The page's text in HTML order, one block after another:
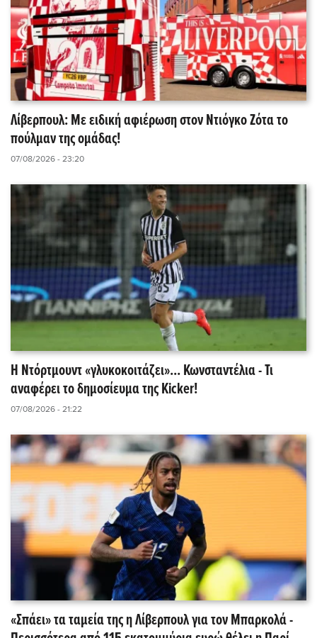
Λίβερπουλ: Με ειδική αφιέρωση στον Ντιόγκο Ζότα το
πούλμαν της ομάδας!
07/08/2026 - 23:20
Η Ντόρτμουντ «γλυκοκοιτάζει»... Κωνσταντέλια - Τι
αναφέρει το δημοσίευμα της Kicker!
07/08/2026 - 21:22
«Σπάει» τα ταμεία της η Λίβερπουλ για τον Μπαρκολά -